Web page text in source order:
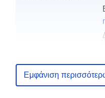
Εμφάνιση